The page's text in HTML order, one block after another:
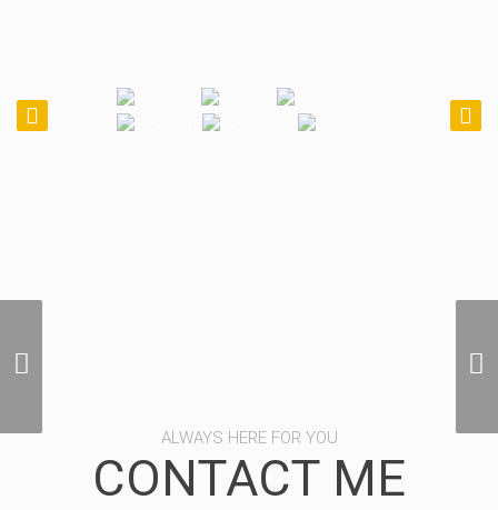
ALWAYS HERE FOR YOU
CONTACT ME